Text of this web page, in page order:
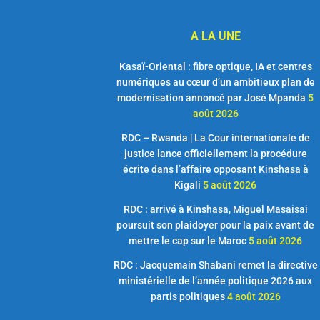
A LA UNE
Kasaï-Oriental : fibre optique, IA et centres
numériques au cœur d’un ambitieux plan de
modernisation annoncé par José Mpanda 5
août 2026
RDC – Rwanda | La Cour internationale de
justice lance officiellement la procédure
écrite dans l’affaire opposant Kinshasa à
Kigali 5 août 2026
RDC : arrivé à Kinshasa, Miguel Masaisai
poursuit son plaidoyer pour la paix avant de
mettre le cap sur le Maroc 5 août 2026
RDC : Jacquemain Shabani remet la directive
ministérielle de l’année politique 2026 aux
partis politiques 4 août 2026